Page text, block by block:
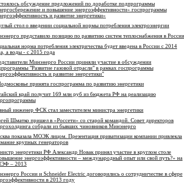
обсуждение предложений по доработке подпрограммы
и повышение энергоэффективности» госпрограммы
и развитие энергетики»
стол о введении социальной нормы потребления электроэнергии
представило позицию по развитию систем теплоснабжения в России
норма потребления электричества будет введена в России с 2014
а воды - с 2015 года
Минэнерго России приняли участие в обсуждении
"Развитие газовой отрасли" в рамках госпрограммы
и развитие энергетики"
принята госпрограмма по развитию энергетики
край получит 169 млн руб из бюджета РФ на реализацию
инженер ФСК стал заместителем министра энергетики
Шматко пришел в «Россети» со старой командой. Совет директоров
собрали из бывших чиновников Минэнерго
показала МОЭК лицом. Презентация приватизации компании привлекла
крупных генераторов
энергетики РФ Александр Новак принял участие в круглом столе
энергоэффективности – международный опыт или свой путь?» на
– 2013
России и Schneider Electric договорились о сотрудничестве в сфере
в 2013 году